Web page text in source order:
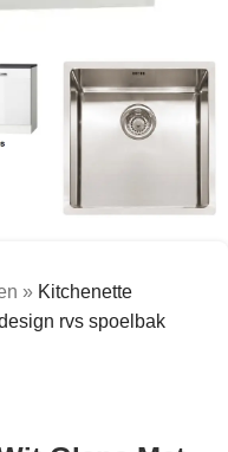
» Kitchenette
rvs spoelbak